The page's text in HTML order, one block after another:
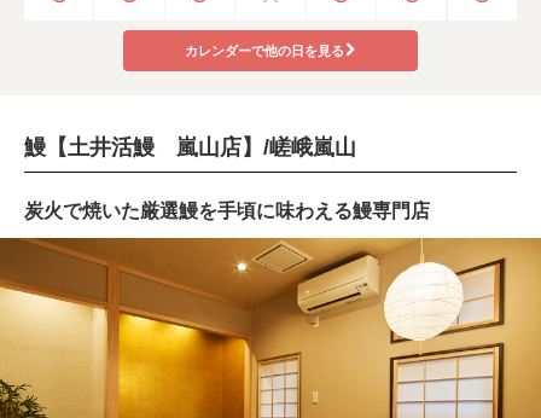
カレンダーで他の日を見る
鰻【土井活鰻 嵐山店】/嵯峨嵐山
炭火で焼いた厳選鰻を手頃に味わえる鰻専門店